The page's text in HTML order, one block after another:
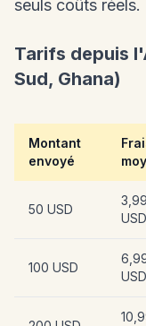
seuls coûts réels.
Tarifs depuis
Sud, Ghana)
Montant
envoyé
50 USD
USD
100 USD
USD